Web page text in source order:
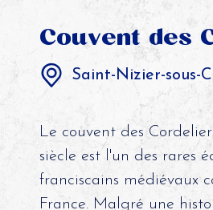
Couvent des
Saint-Nizier-sous-
Le couvent des
siècle est l'un des rares
franciscains médiévaux
France. Malgré une